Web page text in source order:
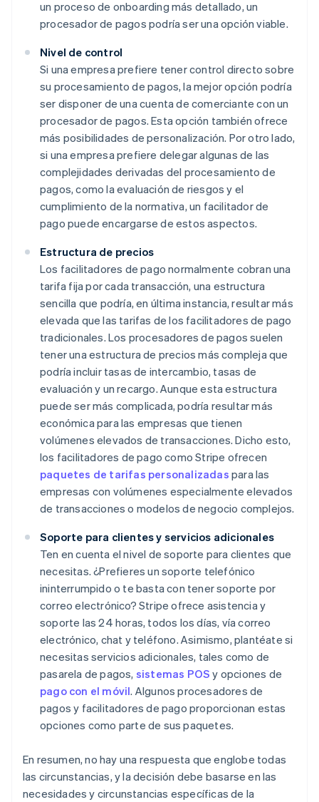
un proceso de onboarding más detallado, un
procesador de pagos podría ser una opción viable.
Nivel de control
Si una empresa prefiere tener control directo sobre
su procesamiento de pagos, la mejor opción podría
ser disponer de una cuenta de comerciante con un
procesador de pagos. Esta opción también ofrece
más posibilidades de personalización. Por otro lado,
si una empresa prefiere delegar algunas de las
complejidades derivadas del procesamiento de
pagos, como la evaluación de riesgos y el
cumplimiento de la normativa, un facilitador de
pago puede encargarse de estos aspectos.
Estructura de precios
Los facilitadores de pago normalmente cobran una
tarifa fija por cada transacción, una estructura
sencilla que podría, en última instancia, resultar más
elevada que las tarifas de los facilitadores de pago
tradicionales. Los procesadores de pagos suelen
tener una estructura de precios más compleja que
podría incluir tasas de intercambio, tasas de
evaluación y un recargo. Aunque esta estructura
puede ser más complicada, podría resultar más
económica para las empresas que tienen
volúmenes elevados de transacciones. Dicho esto,
los facilitadores de pago como Stripe ofrecen
paquetes de tarifas personalizadas para las
empresas con volúmenes especialmente elevados
de transacciones o modelos de negocio complejos.
Soporte para clientes y servicios adicionales
Ten en cuenta el nivel de soporte para clientes que
necesitas. ¿Prefieres un soporte telefónico
ininterrumpido o te basta con tener soporte por
correo electrónico? Stripe ofrece asistencia y
soporte las 24 horas, todos los días, vía correo
electrónico, chat y teléfono. Asimismo, plantéate si
necesitas servicios adicionales, tales como de
pasarela de pagos, sistemas POS y opciones de
pago con el móvil. Algunos procesadores de
pagos y facilitadores de pago proporcionan estas
opciones como parte de sus paquetes.
En resumen, no hay una respuesta que englobe todas
las circunstancias, y la decisión debe basarse en las
necesidades y circunstancias específicas de la